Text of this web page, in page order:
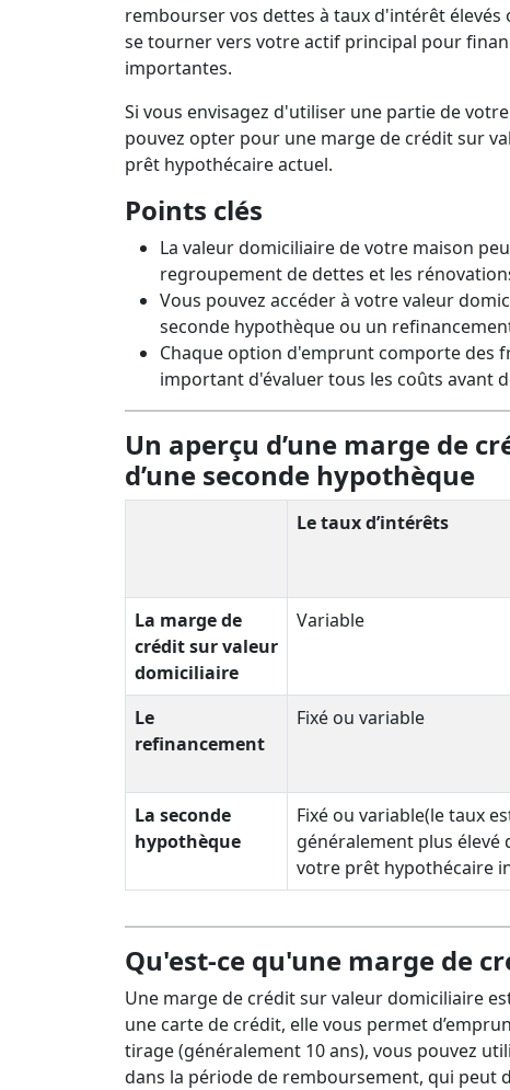
Prêts
Le
rembourser vos dettes à taux d'intérêt
se tourner vers votre actif principal pour
importantes.
Si vous envisagez d'utiliser une partie de
pouvez opter pour une marge de crédit sur
prêt hypothécaire actuel.
Points clés
La valeur domiciliaire de votre maison
regroupement de dettes et les
Vous pouvez accéder à votre valeur
seconde hypothèque ou un
Chaque option d'emprunt comporte des
important d'évaluer tous les coûts avant
Un aperçu d’une marge de
d’une seconde hypothèque
Le taux d’intérêts
La marge de
crédit sur valeur
domiciliaire
Variable
Le
refinancement
Fixé ou variable
La seconde
hypothèque
Fixé ou variable(le taux
généralement plus élevé
votre prêt hypothécaire
Qu'est-ce qu'une marge de
Une marge de crédit sur valeur domiciliaire
une carte de crédit, elle vous permet
tirage (généralement 10 ans), vous pouvez
dans la période de remboursement, qui peut